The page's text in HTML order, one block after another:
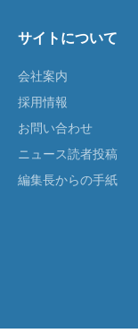
サイトについて
会社案内
採用情報
お問い合わせ
ニュース読者投稿
編集長からの手紙